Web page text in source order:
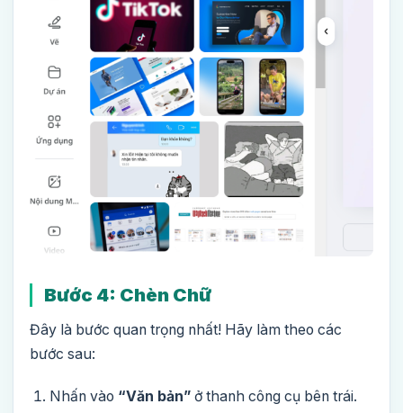
Bước 4: Chèn Chữ
Đây là bước quan trọng nhất! Hãy làm theo các
bước sau:
Nhấn vào “Văn bản” ở thanh công cụ bên trái.